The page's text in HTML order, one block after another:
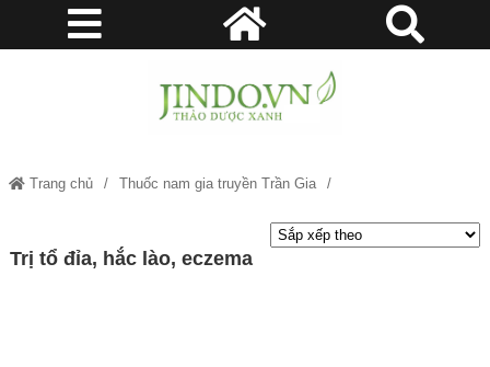
Trang chủ Thuốc nam gia truyền Trần Gia
Trị tổ đỉa, hắc lào, eczema